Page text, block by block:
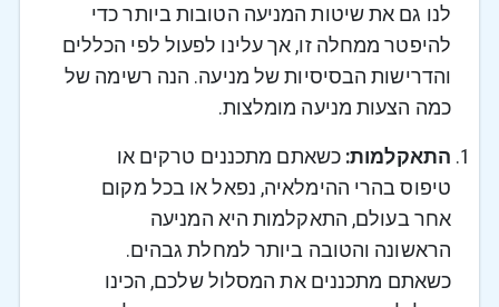
לנו גם את שיטות המניעה הטובות ביותר כדי
להיפטר ממחלה זו, אך עלינו לפעול לפי הכללים
והדרישות הבסיסיות של מניעה. הנה רשימה של
כמה הצעות מניעה מומלצות.
התאקלמות: כשאתם מתכננים טרקים או
טיפוס בהרי ההימלאיה, נפאל או בכל מקום
אחר בעולם, התאקלמות היא המניעה
הראשונה והטובה ביותר למחלת גבהים.
כשאתם מתכננים את המסלול שלכם, הכינו